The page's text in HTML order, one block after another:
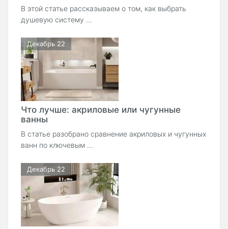
В этой статье рассказываем о том, как выбрать
душевую систему ...
Декабрь 22
Что лучше: акриловые или чугунные
ванны
В статье разобрано сравнение акриловых и чугунных
ванн по ключевым ...
Декабрь 22